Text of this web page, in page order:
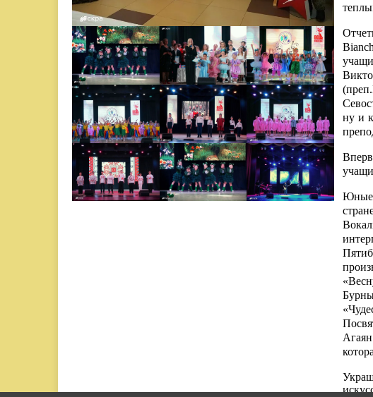
ну и
Юные